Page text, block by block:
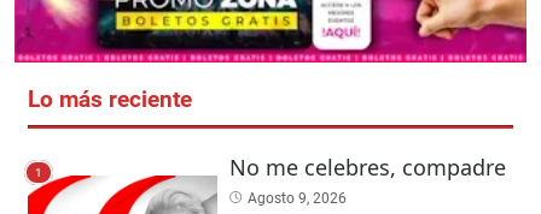
Lo más reciente
1 No me celebres, compadre
Agosto 9, 2026